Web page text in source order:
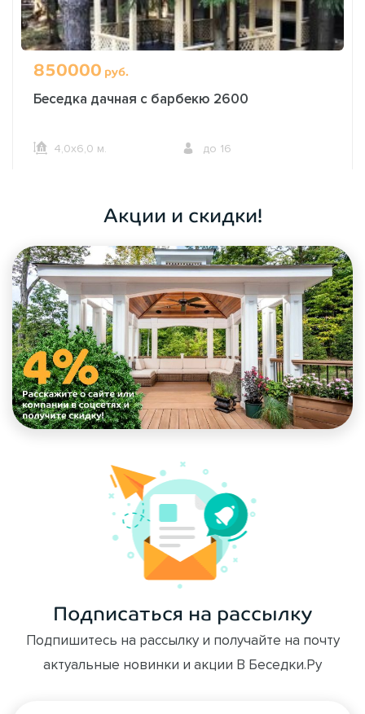
850000 руб.
Беседка дачная с барбекю 2600
4,0х6,0 м. до 16
Акции и скидки!
Подписаться на рассылку
Подпишитесь на рассылку и получайте на почту
актуальные новинки и акции В Беседки.Ру